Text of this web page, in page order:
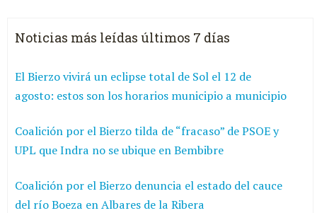
Noticias más leídas últimos 7 días
El Bierzo vivirá un eclipse total de Sol el 12 de
agosto: estos son los horarios municipio a municipio
Coalición por el Bierzo tilda de “fracaso” de PSOE y
UPL que Indra no se ubique en Bembibre
Coalición por el Bierzo denuncia el estado del cauce
del río Boeza en Albares de la Ribera